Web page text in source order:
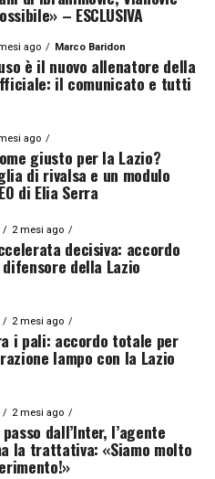
– ESCLUSIVA
ago Marco Baridon
è il nuovo allenatore della
il comunicato e tutti
ago
giusto per la Lazio?
di rivalsa e un modulo
di Elia Serra
2 mesi ago
decisiva: accordo
della Lazio
2 mesi ago
i pali: accordo totale per
lampo con la Lazio
2 mesi ago
dall’Inter, l’agente
la trattativa: «Siamo molto